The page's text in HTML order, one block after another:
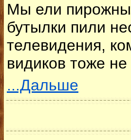
Мы ели
бутылки пили
телевидения,
видиков тоже
...Дальше